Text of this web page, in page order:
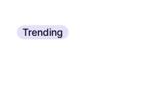
Trending